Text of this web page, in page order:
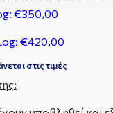
€350,00
€420,00
στις τιμές